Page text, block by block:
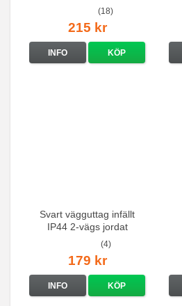
(18)
215 kr
INFO KÖP
Svart vägguttag infällt
IP44 2-vägs jordat
(4)
179 kr
INFO KÖP